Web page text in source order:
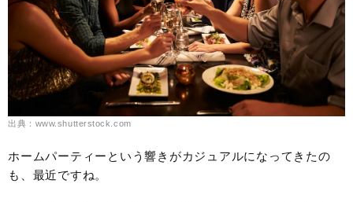
出典：www.shutterstock.com
ホームパーティーという響きがカジュアルになってきたの
も、最近ですね。